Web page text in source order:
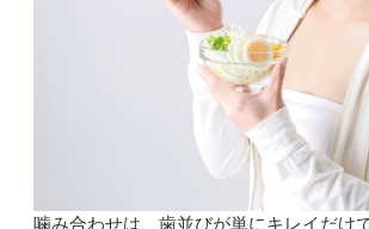
噛み合わせは、歯並びが単にキレイだけ